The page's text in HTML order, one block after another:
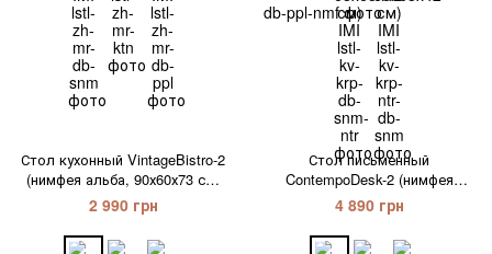
Стол кухонный VintageBistro-2
(нимфея альба, 90х60х73 см)
IMI
2 990 грн
Стол письменный
ContempoDesk-2 (нимфея
альба и дуб аппалачи,
120х48х82 см) IMI
4 890 грн